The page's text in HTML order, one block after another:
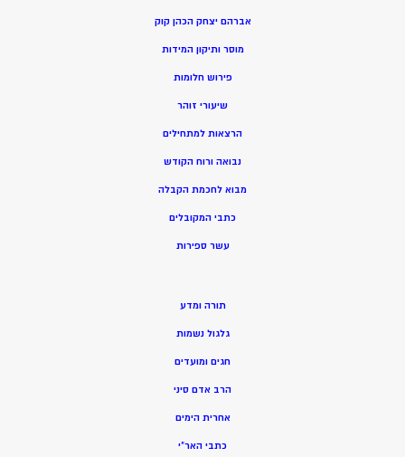
אברהם יצחק הכהן קוק
מוסר ותיקון המידות
פירוש חלומות
שיעורי זוהר
הרצאות למתחילים
נבואה ורוח הקודש
מבוא לחכמת הקבלה
כתבי המקובלים
עשר ספירות
תורה ומדע
גלגול נשמות
חגים ומועדים
הרב אדם סיני
אחרית הימים
כתבי האר”י